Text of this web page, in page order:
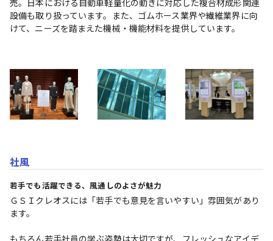
設備も取り扱っています。また、ゴムホース業界や繊維業界に向
けて、ニーズを踏まえた機械・機能材料を提供しています。
社風
若手でも活躍できる、風通しのよさが魅力
ＧＳＩクレオスには「若手でも意見を言いやすい」雰囲気があり
ます。
もちろん若手社員の学ぶ姿勢は大切ですが、フレッシュなアイデ